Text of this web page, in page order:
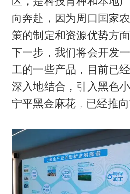
向奔赴，因为周口国家
策的制定和资源优势方
下一步，我们将会开发
工的一些产品，目前已
深入地结合，引入黑色
宁平黑金麻花，已经推